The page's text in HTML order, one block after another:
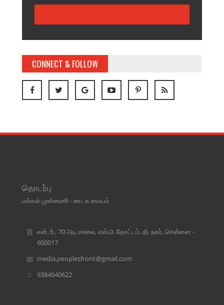
CONNECT & FOLLOW
தொடர்பு
மக்கள் முன்னணி - ஊடக மையம்
என். 6 , 70 அடி சாலை, எஸ்.பி. தோட்டம், தி. நகர், சென்னை -
600017
media.peoplesfront@gmail.com
9384640622